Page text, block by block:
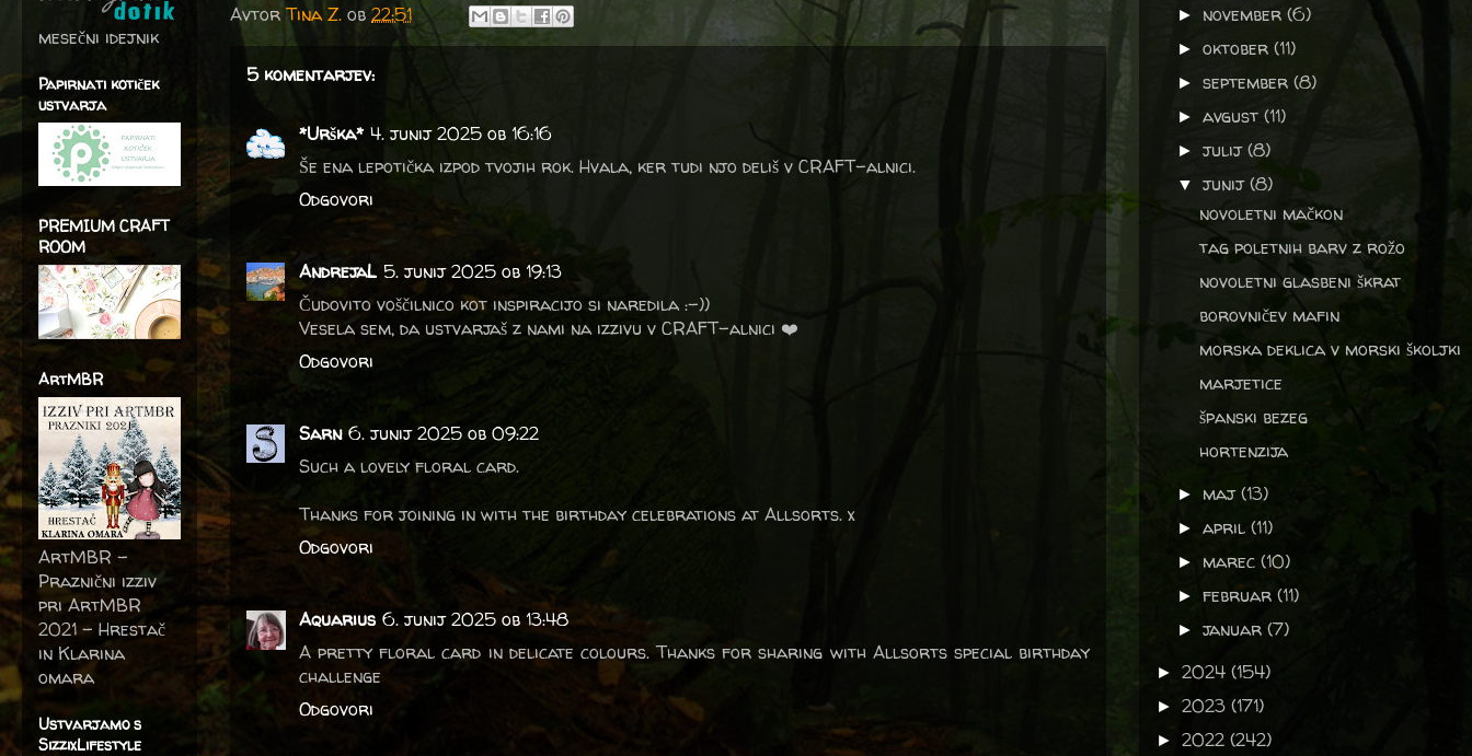
AvtorTina Z. ob 22:51
5 komentarjev:
*Urška* 4. junij 2025 ob 16:16
Še ena lepotička izpod tvojih rok. Hvala, ker tudi njo deliš v CRAFT-alnici.
Odgovori
AndrejaL 5. junij 2025 ob 19:13
Čudovito voščilnico kot inspiracijo si naredila :-))
Vesela sem, da ustvarjaš z nami na izzivu v CRAFT-alnici ❤️
Odgovori
Sarn 6. junij 2025 ob 09:22
Such a lovely floral card.
Thanks for joining in with the birthday celebrations at Allsorts. x
Odgovori
Aquarius 6. junij 2025 ob 13:48
A pretty floral card in delicate colours. Thanks for sharing with Allsorts special birthday
challenge
Odgovori
mesečni idejnik
Papirnati kotiček
ustvarja
PREMIUM CRAFT
ROOM
ArtMBR
ArtMBR -
Praznični izziv
pri ArtMBR
2021 – Hrestač
in Klarina
omara
Ustvarjamo s
SizzixLifestyle
► november(6)
►oktober(11)
►september(8)
►avgust(11)
►julij(8)
▼junij(8)
novoletni mačkon
tag poletnih barv z rožo
novoletni glasbeni škrat
borovničev mafin
morska deklica v morski školjki
marjetice
španski bezeg
hortenzija
► maj(13)
►april(11)
► marec(10)
►februar(11)
►januar(7)
► 2024 (154)
► 2023 (171)
► 2022 (242)